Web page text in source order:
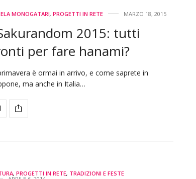
MONOGATARI, PROGETTI IN RETE MARZO 18, 2015
2015: tutti
per fare hanami?
è ormai in arrivo, e come saprete in
ma anche in Italia…
, PROGETTI IN RETE, TRADIZIONI E FESTE